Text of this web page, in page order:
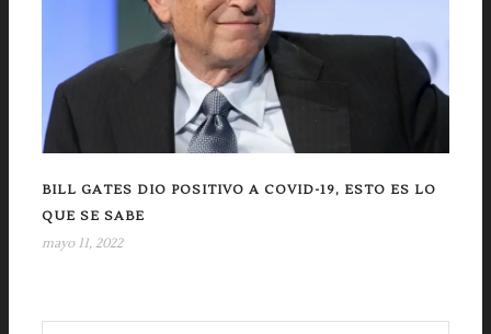
BILL GATES DIO POSITIVO A COVID-19, ESTO ES LO
QUE SE SABE
mayo 11, 2022